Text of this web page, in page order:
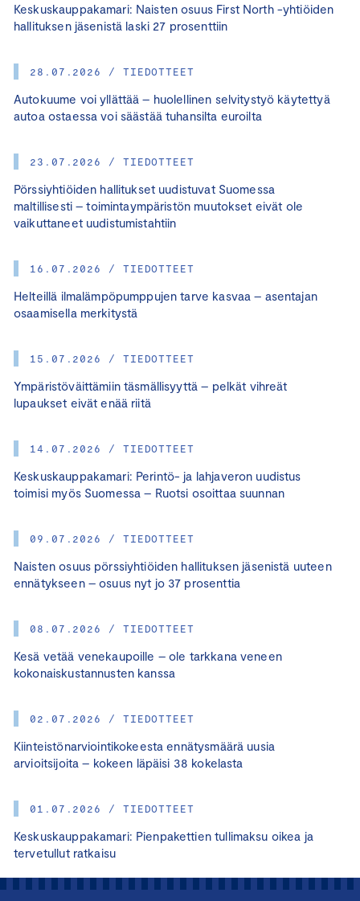
Keskuskauppakamari: Naisten osuus First North -yhtiöiden
hallituksen jäsenistä laski 27 prosenttiin
28.07.2026 / TIEDOTTEET
Autokuume voi yllättää – huolellinen selvitystyö käytettyä
autoa ostaessa voi säästää tuhansilta euroilta
23.07.2026 / TIEDOTTEET
Pörssiyhtiöiden hallitukset uudistuvat Suomessa
maltillisesti – toimintaympäristön muutokset eivät ole
vaikuttaneet uudistumistahtiin
16.07.2026 / TIEDOTTEET
Helteillä ilmalämpöpumppujen tarve kasvaa – asentajan
osaamisella merkitystä
15.07.2026 / TIEDOTTEET
Ympäristöväittämiin täsmällisyyttä – pelkät vihreät
lupaukset eivät enää riitä
14.07.2026 / TIEDOTTEET
Keskuskauppakamari: Perintö- ja lahjaveron uudistus
toimisi myös Suomessa – Ruotsi osoittaa suunnan
09.07.2026 / TIEDOTTEET
Naisten osuus pörssiyhtiöiden hallituksen jäsenistä uuteen
ennätykseen – osuus nyt jo 37 prosenttia
08.07.2026 / TIEDOTTEET
Kesä vetää venekaupoille – ole tarkkana veneen
kokonaiskustannusten kanssa
02.07.2026 / TIEDOTTEET
Kiinteistönarviointikokeesta ennätysmäärä uusia
arvioitsijoita – kokeen läpäisi 38 kokelasta
01.07.2026 / TIEDOTTEET
Keskuskauppakamari: Pienpakettien tullimaksu oikea ja
tervetullut ratkaisu